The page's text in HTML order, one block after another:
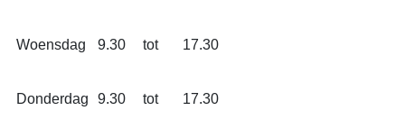
Woensdag 9.30 tot 17.30
Donderdag 9.30 tot 17.30